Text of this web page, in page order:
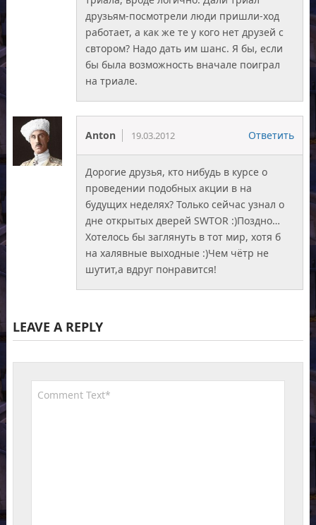
друзьям-посмотрели люди пришли-ход
работает, а как же те у кого нет друзей с
свтором? Надо дать им шанс. Я бы, если
бы была возможность вначале поиграл
на триале.
Anton 19.03.2012 Ответить
Дорогие друзья, кто нибудь в курсе о
проведении подобных акции в на
будущих неделях? Только сейчас узнал о
дне открытых дверей SWTOR :)Поздно…
Хотелось бы заглянуть в тот мир, хотя б
на халявные выходные :)Чем чётр не
шутит,а вдруг понравится!
LEAVE A REPLY